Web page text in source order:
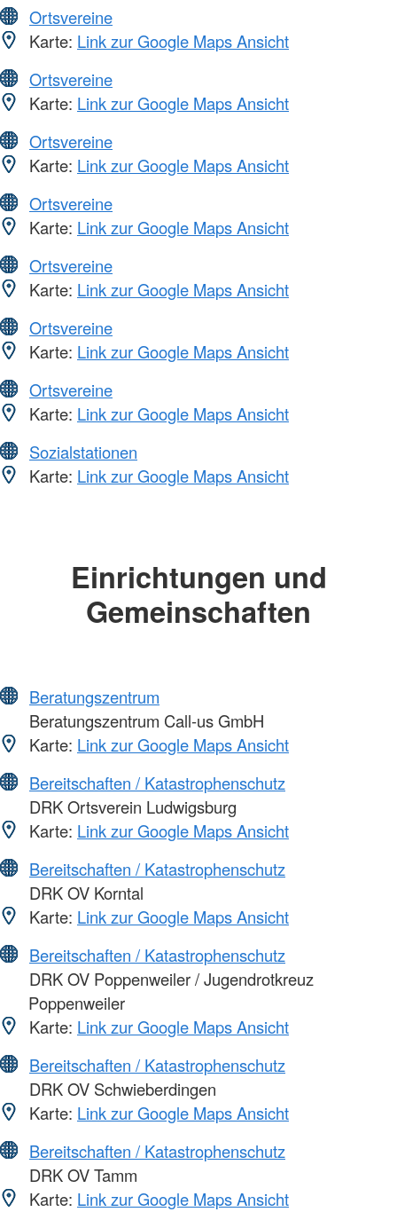
Ortsvereine
Karte: Link zur Google Maps Ansicht
Ortsvereine
Karte: Link zur Google Maps Ansicht
Ortsvereine
Karte: Link zur Google Maps Ansicht
Ortsvereine
Karte: Link zur Google Maps Ansicht
Ortsvereine
Karte: Link zur Google Maps Ansicht
Ortsvereine
Karte: Link zur Google Maps Ansicht
Ortsvereine
Karte: Link zur Google Maps Ansicht
Sozialstationen
Karte: Link zur Google Maps Ansicht
Einrichtungen und
Gemeinschaften
Beratungszentrum
Beratungszentrum Call-us GmbH
Karte: Link zur Google Maps Ansicht
Bereitschaften / Katastrophenschutz
DRK Ortsverein Ludwigsburg
Karte: Link zur Google Maps Ansicht
Bereitschaften / Katastrophenschutz
DRK OV Korntal
Karte: Link zur Google Maps Ansicht
Bereitschaften / Katastrophenschutz
DRK OV Poppenweiler / Jugendrotkreuz
Poppenweiler
Karte: Link zur Google Maps Ansicht
Bereitschaften / Katastrophenschutz
DRK OV Schwieberdingen
Karte: Link zur Google Maps Ansicht
Bereitschaften / Katastrophenschutz
DRK OV Tamm
Karte: Link zur Google Maps Ansicht